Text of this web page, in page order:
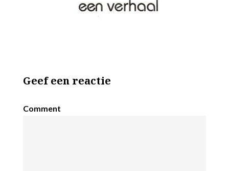
Geef een reactie
Comment